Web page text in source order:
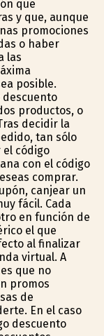
que
y que, aunque
promociones
o haber
las
posible.
descuento
productos, o
decidir la
tan sólo
código
con el código
comprar.
canjear un
fácil. Cada
en función de
el que
al finalizar
virtual. A
que no
promos
de
En el caso
descuento